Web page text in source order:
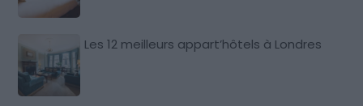
Les 12 meilleurs appart’hôtels à Londres